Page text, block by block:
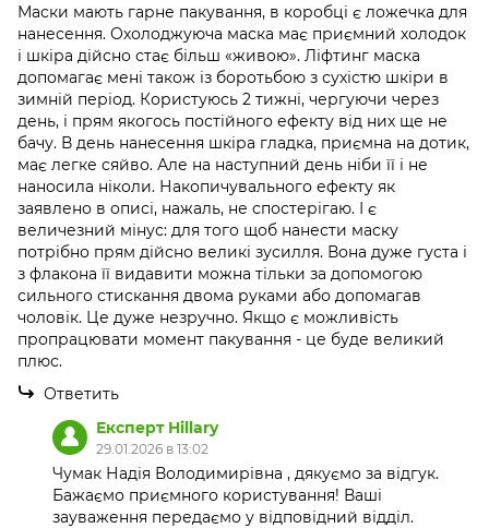
Маски мають гарне пакування, в коробці є ложечка для
нанесення. Охолоджуюча маска має приємний холодок
і шкіра дійсно стає більш «живою». Ліфтинг маска
допомагає мені також із боротьбою з сухістю шкіри в
зимній період. Користуюсь 2 тижні, чергуючи через
день, і прям якогось постійного ефекту від них ще не
бачу. В день нанесення шкіра гладка, приємна на дотик,
має легке сяйво. Але на наступний день ніби її і не
наносила ніколи. Накопичувального ефекту як
заявлено в описі, нажаль, не спостерігаю. І є
величезний мінус: для того щоб нанести маску
потрібно прям дійсно великі зусилля. Вона дуже густа і
з флакона її видавити можна тільки за допомогою
сильного стискання двома руками або допомагав
чоловік. Це дуже незручно. Якщо є можливість
пропрацювати момент пакування - це буде великий
плюс.
Ответить
Експерт Hillary
29.01.2026 в 13:02
Чумак Надія Володимирівна , дякуємо за відгук.
Бажаємо приємного користування! Ваші
зауваження передаємо у відповідний відділ.